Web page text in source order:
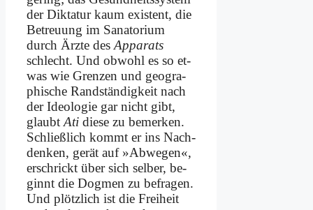
der Dik­ta­tur kaum exi­stent, die
Be­treu­ung im Sa­na­to­ri­um
durch Ärz­te des Ap­pa­rats
schlecht. Und ob­wohl es so et­
was wie Gren­zen und geo­gra­
phi­sche Rand­stän­dig­keit nach
der Ideo­lo­gie gar nicht gibt,
glaubt Ati die­se zu be­mer­ken.
Schließ­lich kommt er ins Nach­
den­ken, ge­rät auf »Ab­we­gen«,
er­schrickt über sich sel­ber, be­
ginnt die Dog­men zu be­fra­gen.
Und plötz­lich ist die Frei­heit